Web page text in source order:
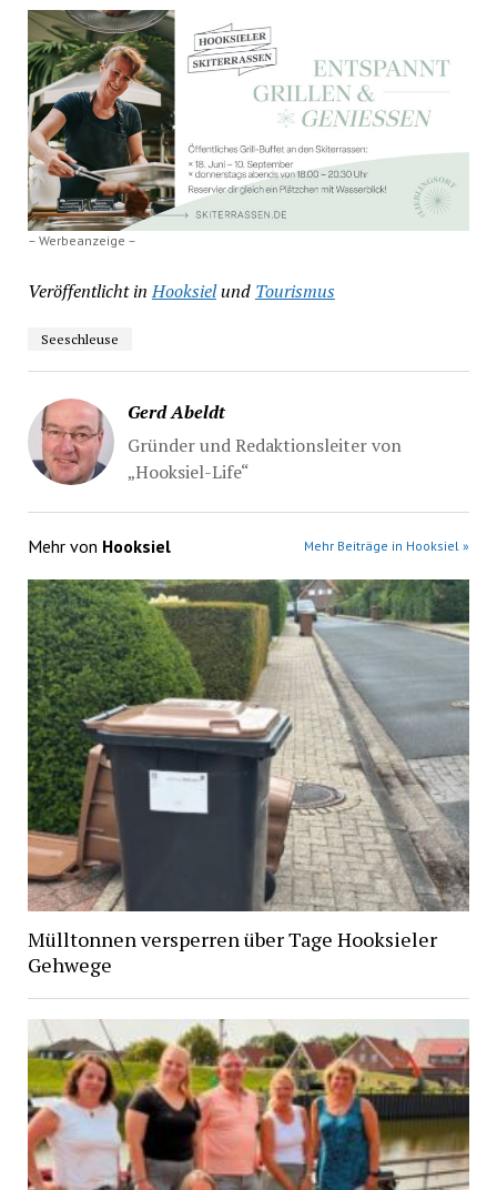
– Werbeanzeige –
Veröffentlicht in Hooksielund Tourismus
Seeschleuse
Gerd Abeldt
Gründer und Redaktionsleiter von
„Hooksiel-Life“
Mehr von Hooksiel Mehr Beiträge in Hooksiel »
Mülltonnen versperren über Tage Hooksieler
Gehwege